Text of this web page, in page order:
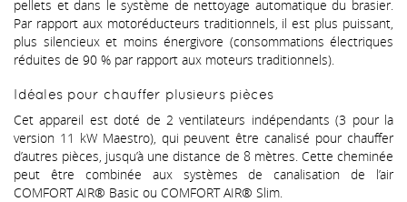
pellets et dans le système de nettoyage automatique du brasier.
Par rapport aux motoréducteurs traditionnels, il est plus puissant,
plus silencieux et moins énergivore (consommations électriques
réduites de 90 % par rapport aux moteurs traditionnels).
Idéales pour chauffer plusieurs pièces
Cet appareil est doté de 2 ventilateurs indépendants (3 pour la
version 11 kW Maestro), qui peuvent être canalisé pour chauffer
d’autres pièces, jusqu’à une distance de 8 mètres. Cette cheminée
peut être combinée aux systèmes de canalisation de l’air
COMFORT AIR® Basic ou COMFORT AIR® Slim.